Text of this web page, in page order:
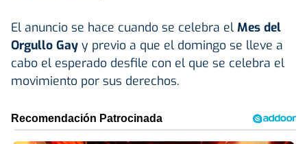
El anuncio se hace cuando se celebra el Mes del
Orgullo Gay y previo a que el domingo se lleve a
cabo el esperado desfile con el que se celebra el
movimiento por sus derechos.